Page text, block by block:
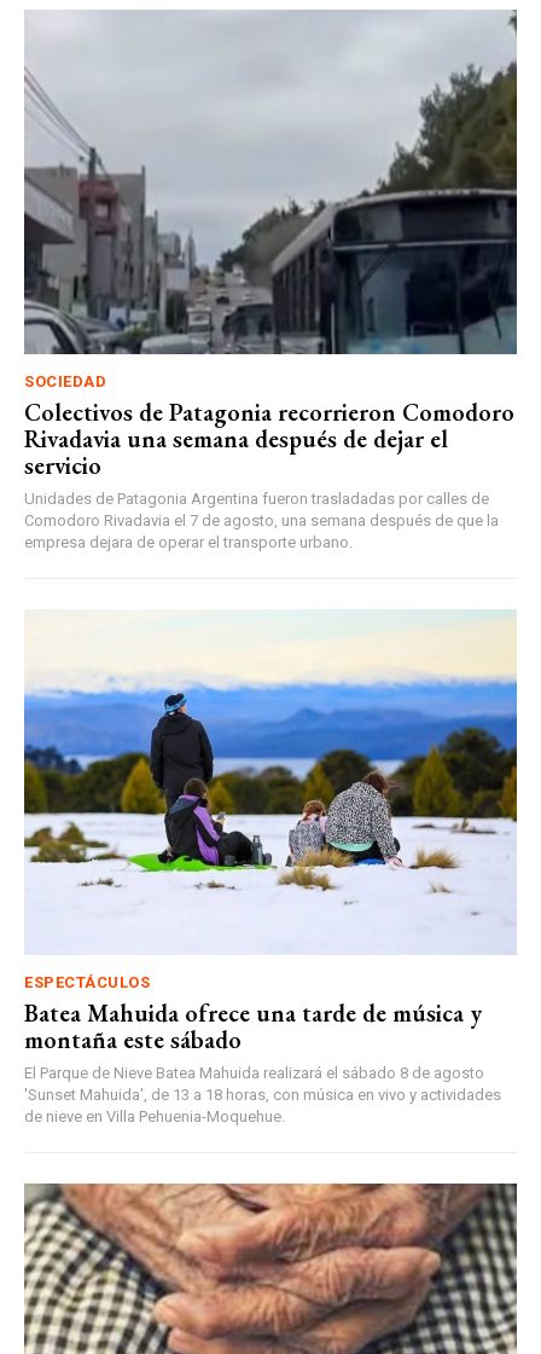
SOCIEDAD
Colectivos de Patagonia recorrieron Comodoro
Rivadavia una semana después de dejar el
servicio
Unidades de Patagonia Argentina fueron trasladadas por calles de
Comodoro Rivadavia el 7 de agosto, una semana después de que la
empresa dejara de operar el transporte urbano.
ESPECTÁCULOS
Batea Mahuida ofrece una tarde de música y
montaña este sábado
El Parque de Nieve Batea Mahuida realizará el sábado 8 de agosto
'Sunset Mahuida', de 13 a 18 horas, con música en vivo y actividades
de nieve en Villa Pehuenia-Moquehue.